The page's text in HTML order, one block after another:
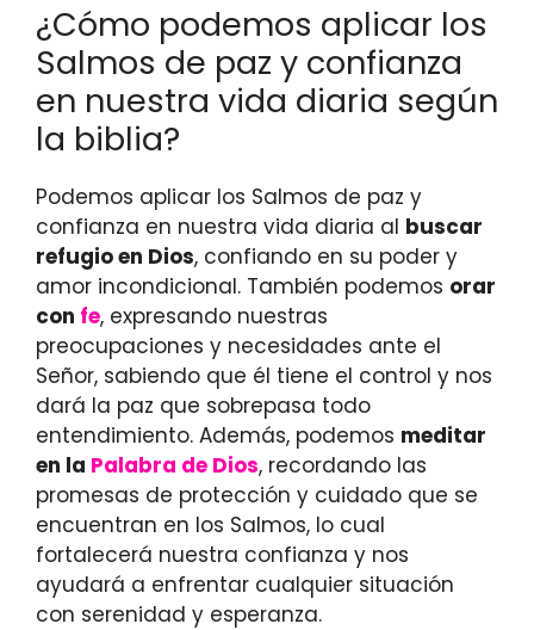
¿Cómo podemos aplicar los
Salmos de paz y confianza
en nuestra vida diaria según
la biblia?
Podemos aplicar los Salmos de paz y
confianza en nuestra vida diaria al buscar
refugio en Dios, confiando en su poder y
amor incondicional. También podemos orar
con fe, expresando nuestras
preocupaciones y necesidades ante el
Señor, sabiendo que él tiene el control y nos
dará la paz que sobrepasa todo
entendimiento. Además, podemos meditar
en la Palabra de Dios, recordando las
promesas de protección y cuidado que se
encuentran en los Salmos, lo cual
fortalecerá nuestra confianza y nos
ayudará a enfrentar cualquier situación
con serenidad y esperanza.